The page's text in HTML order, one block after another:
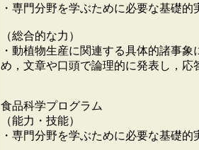
・専門分野を学ぶために必要な基礎的
（総合的な力）
・動植物生産に関連する具体的諸事
め，文章や口頭で論理的に発表し，応
食品科学プログラム
（能力・技能）
・専門分野を学ぶために必要な基礎的